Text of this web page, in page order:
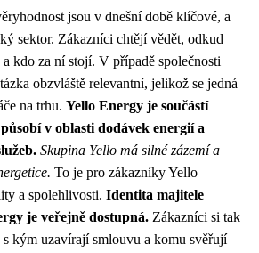
jsou v dnešní době klíčové, a
sektor. Zákazníci chtějí vědět, odkud
kdo za ní stojí. V případě společnosti
obzvláště relevantní, jelikož se jedná
na trhu. Yello Energy je součástí
v oblasti dodávek energií a
Skupina Yello má silné zázemí a
To je pro zákazníky Yello
a spolehlivosti. Identita majitele
je veřejně dostupná. Zákazníci si tak
kým uzavírají smlouvu a komu svěřují